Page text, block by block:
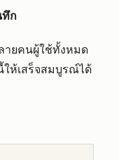
ก
ายคนผู้ใช้ทั้งหมด
ให้เสร็จสมบูรณ์ได้